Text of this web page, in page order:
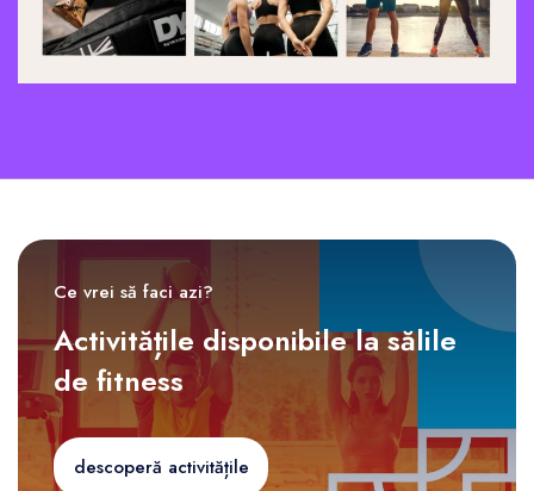
Ce vrei să faci azi?
Activitățile disponibile la sălile
de fitness
descoperă activitățile